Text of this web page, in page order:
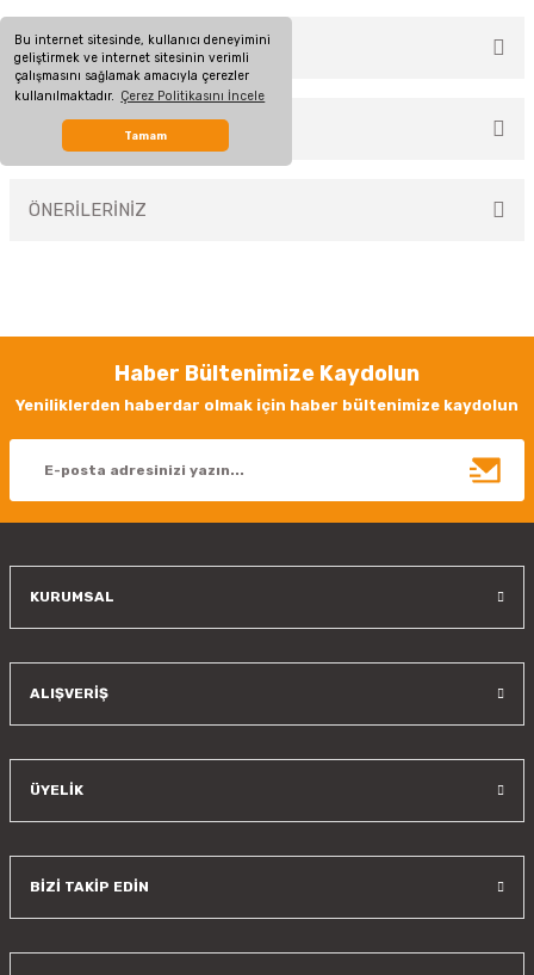
Bu internet sitesinde, kullanıcı deneyimini
geliştirmek ve internet sitesinin verimli
çalışmasını sağlamak amacıyla çerezler
kullanılmaktadır. Çerez Politikasını İncele
Tamam
MÜŞTERİ YORUMLARI
Bu ürüne ilk yorumu siz yapın!
TAKSİT SEÇENEKLERİ
ÖNERİLERİNİZ
Görüş ve önerileriniz için teşekkür ederiz.
Ürün resmi kalitesiz, bozuk veya görüntülenemiyor.
Ürün bilgilerinde hatalar bulunuyor.
Haber Bültenimize Kaydolun
Yeniliklerden haberdar olmak için haber bültenimize kaydolun
KURUMSAL
ALIŞVERİŞ
ÜYELİK
BİZİ TAKİP EDİN